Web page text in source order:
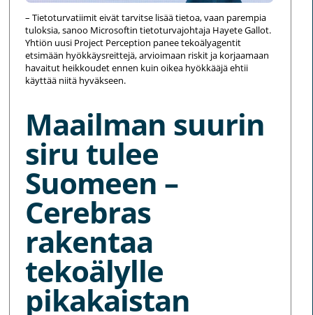
– Tietoturvatiimit eivät tarvitse lisää tietoa, vaan parempia
tuloksia, sanoo Microsoftin tietoturvajohtaja Hayete Gallot.
Yhtiön uusi Project Perception panee tekoälyagentit
etsimään hyökkäysreittejä, arvioimaan riskit ja korjaamaan
havaitut heikkoudet ennen kuin oikea hyökkääjä ehtii
käyttää niitä hyväkseen.
Maailman suurin
siru tulee
Suomeen –
Cerebras
rakentaa
tekoälylle
pikakaistan